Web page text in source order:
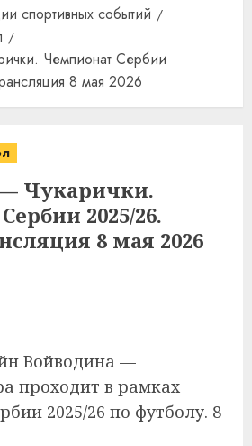
спортивных событий
Чемпионат Сербии
8 мая 2026
Чукарички.
2025/26.
8 мая 2026
Войводина —
проходит в рамках
2025/26 по футболу. 8